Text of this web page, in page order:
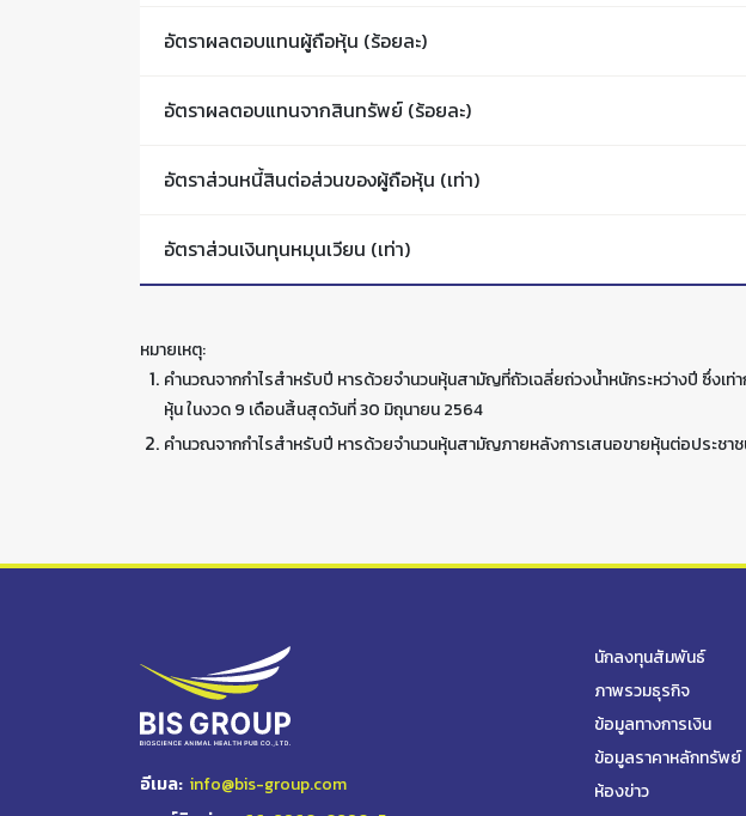
อัตราผลตอบแทนผู้ถือหุ้น (ร้อยละ)
อัตราผลตอบแทนจากสินทรัพย์ (ร้อยละ)
อัตราส่วนหนี้สินต่อส่วนของผู้ถือหุ้น (เท่า)
อัตราส่วนเงินทุนหมุนเวียน (เท่า)
หมายเหตุ:
คำนวณจากกำไรสำหรับปี หารด้วยจำนวนหุ้นสามัญที่ถัวเฉลี่ยถ่วงน้ำหนักระหว่างปี ซึ่งเ
หุ้น ในงวด 9 เดือนสิ้นสุดวันที่ 30 มิถุนายน 2564
คำนวณจากกำไรสำหรับปี หารด้วยจำนวนหุ้นสามัญภายหลังการเสนอขายหุ้นต่อประชา
อีเมล: info@bis-group.com
นักลงทุนสัมพันธ์
ภาพรวมธุรกิจ
ข้อมูลทางการเงิน
ข้อมูลราคาหลักทรัพย์
ห้องข่าว